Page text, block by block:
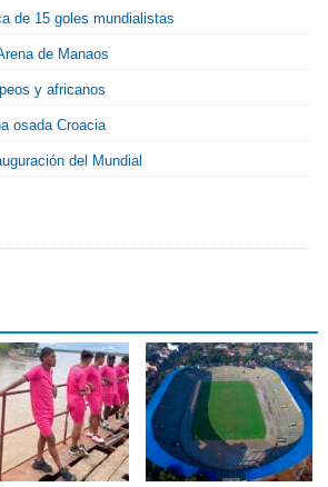
de 15 goles mundialistas
de Manaos
y africanos
osada Croacia
del Mundial